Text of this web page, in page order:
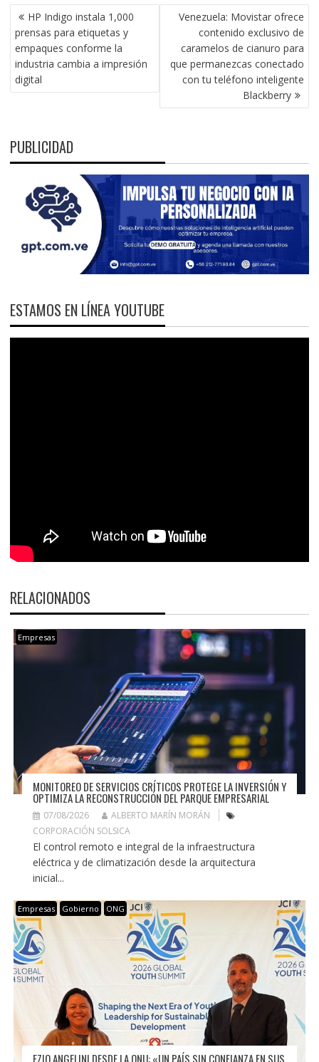
NAVEGACIÓN
DE
ENTRADAS
HP Indigo instala 1,000
prensas para etiquetas y
empaques conforme la
industria cambia a impresión
digital
Venezuela: Movistar ofrece
contenido exclusivo de
caramelos de cianuro para
que permanezcas conectado
con tu teléfono inteligente
Blackberry
PUBLICIDAD
ESTAMOS EN LÍNEA YOUTUBE
RELACIONADOS
Empresas
MONITOREO DE SERVICIOS CRÍTICOS PROTEGE LA INVERSIÓN Y
OPTIMIZA LA RECONSTRUCCIÓN DEL PARQUE EMPRESARIAL
07/08/2026
ALBERTO MARÍN MORÁN
CORPORACIÓN SOLSICA
El control remoto e integral de la infraestructura
eléctrica y de climatización desde la arquitectura
inicial...
Empresas Gobierno ONG
EZIO ANGELINI DESDE LA ONU: «UN PAÍS SIN CONFIANZA EN SUS